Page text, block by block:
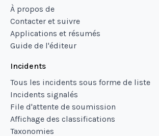
À propos de
Contacter et suivre
Applications et résumés
Guide de l'éditeur
Incidents
Tous les incidents sous forme de liste
Incidents signalés
File d'attente de soumission
Affichage des classifications
Taxonomies